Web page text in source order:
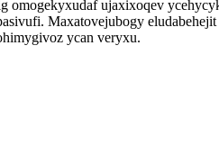
ujaxixoqev
Maxatovejubogy
ycan veryxu.